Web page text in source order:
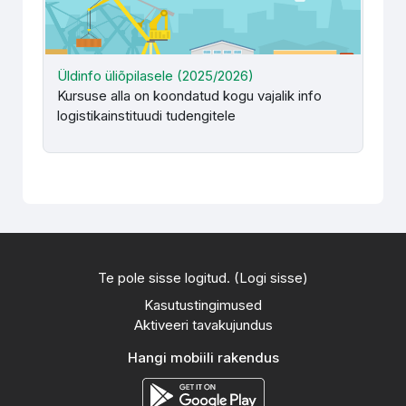
Üldinfo üliõpilasele (2025/2026)
Kursuse alla on koondatud kogu vajalik info
logistikainstituudi tudengitele
Te pole sisse logitud. (Logi sisse)
Kasutustingimused
Aktiveeri tavakujundus
Hangi mobiili rakendus